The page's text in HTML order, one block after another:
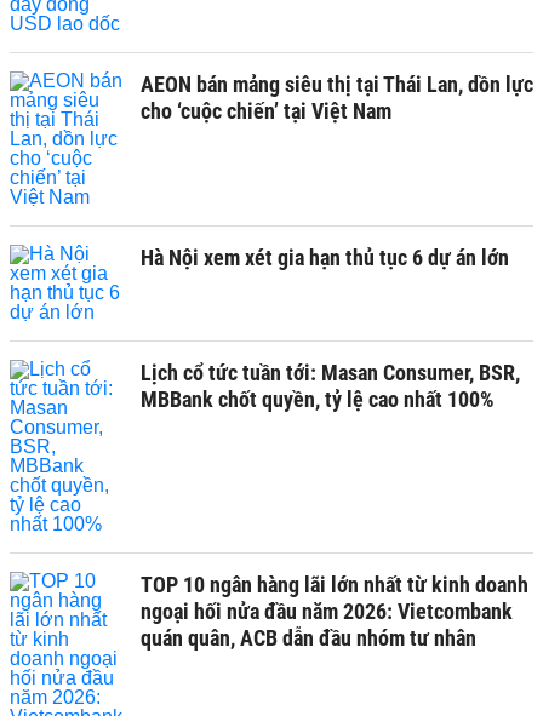
AEON bán mảng siêu thị tại Thái Lan, dồn lực
cho ‘cuộc chiến’ tại Việt Nam
Hà Nội xem xét gia hạn thủ tục 6 dự án lớn
Lịch cổ tức tuần tới: Masan Consumer, BSR,
MBBank chốt quyền, tỷ lệ cao nhất 100%
TOP 10 ngân hàng lãi lớn nhất từ kinh doanh
ngoại hối nửa đầu năm 2026: Vietcombank
quán quân, ACB dẫn đầu nhóm tư nhân